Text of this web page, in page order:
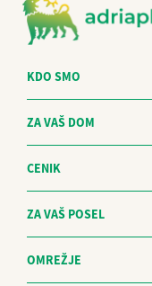
KDO SMO
ZA VAŠ DOM
CENIK
ZA VAŠ POSEL
OMREŽJE